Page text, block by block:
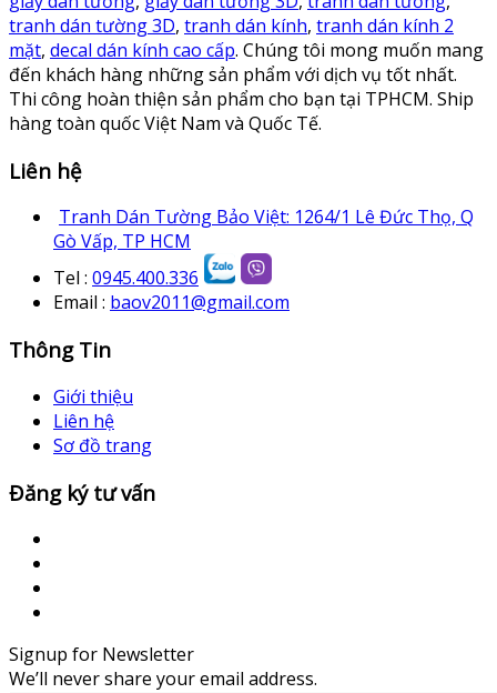
tranh dán tường 3D, tranh dán kính, tranh dán kính 2
mặt, decal dán kính cao cấp. Chúng tôi mong muốn mang
đến khách hàng những sản phẩm với dịch vụ tốt nhất.
Thi công hoàn thiện sản phẩm cho bạn tại TPHCM. Ship
hàng toàn quốc Việt Nam và Quốc Tế.
Liên hệ
Tranh Dán Tường Bảo Việt: 1264/1 Lê Đức Thọ, Q
Gò Vấp, TP HCM
Tel : 0945.400.336
Email : baov2011@gmail.com
Thông Tin
Giới thiệu
Liên hệ
Sơ đồ trang
Đăng ký tư vấn
Signup for Newsletter
We’ll never share your email address.